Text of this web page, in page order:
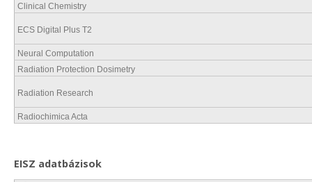
Clinical Chemistry
ECS Digital Plus T2
Neural Computation
Radiation Protection Dosimetry
Radiation Research
Radiochimica Acta
EISZ adatbázisok